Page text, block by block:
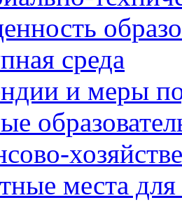
среда
и меры
места